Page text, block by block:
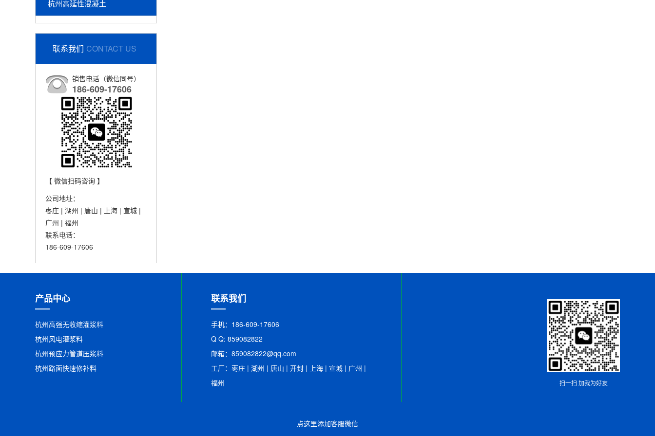
杭州高延性混凝土
联系我们 CONTACT US
销售电话（微信同号）
186-609-17606
【 微信扫码咨询 】
公司地址：
枣庄 | 湖州 | 唐山 | 上海 | 宣城 |
广州 | 福州
联系电话：
186-609-17606
产品中心
杭州高强无收缩灌浆料
杭州风电灌浆料
杭州预应力管道压浆料
杭州路面快速修补料
联系我们
手机：186-609-17606
Q Q: 859082822
邮箱：​859082822@qq.com
工厂：枣庄 | 湖州 | 唐山 | 开封 | 上海 | 宣城 | 广州 |
福州
扫一扫 加我为好友
点这里添加客服微信